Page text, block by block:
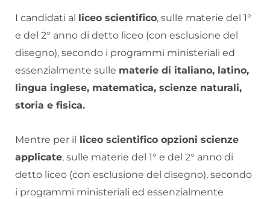
I candidati al liceo scientifico, sulle materie del 1°
e del 2° anno di detto liceo (con esclusione del
disegno), secondo i programmi ministeriali ed
essenzialmente sulle materie di italiano, latino,
lingua inglese, matematica, scienze naturali,
storia e fisica.
Mentre per il liceo scientifico opzioni scienze
applicate, sulle materie del 1° e del 2° anno di
detto liceo (con esclusione del disegno), secondo
i programmi ministeriali ed essenzialmente